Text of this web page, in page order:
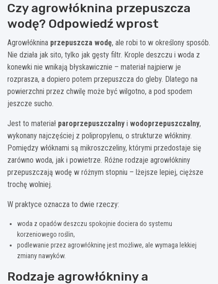
Czy agrowłóknina przepuszcza
wodę? Odpowiedź wprost
Agrowłóknina przepuszcza wodę, ale robi to w określony sposób.
Nie działa jak sito, tylko jak gęsty filtr. Krople deszczu i woda z
konewki nie wnikają błyskawicznie – materiał najpierw je
rozprasza, a dopiero potem przepuszcza do gleby. Dlatego na
powierzchni przez chwilę może być wilgotno, a pod spodem
jeszcze sucho.
Jest to materiał paroprzepuszczalny i wodoprzepuszczalny,
wykonany najczęściej z polipropylenu, o strukturze włókniny.
Pomiędzy włóknami są mikroszczeliny, którymi przedostaje się
zarówno woda, jak i powietrze. Różne rodzaje agrowłókniny
przepuszczają wodę w różnym stopniu – lżejsze lepiej, cięższe
trochę wolniej.
W praktyce oznacza to dwie rzeczy:
woda z opadów deszczu spokojnie dociera do systemu
korzeniowego roślin,
podlewanie przez agrowłókninę jest możliwe, ale wymaga lekkiej
zmiany nawyków.
Rodzaje agrowłókniny a